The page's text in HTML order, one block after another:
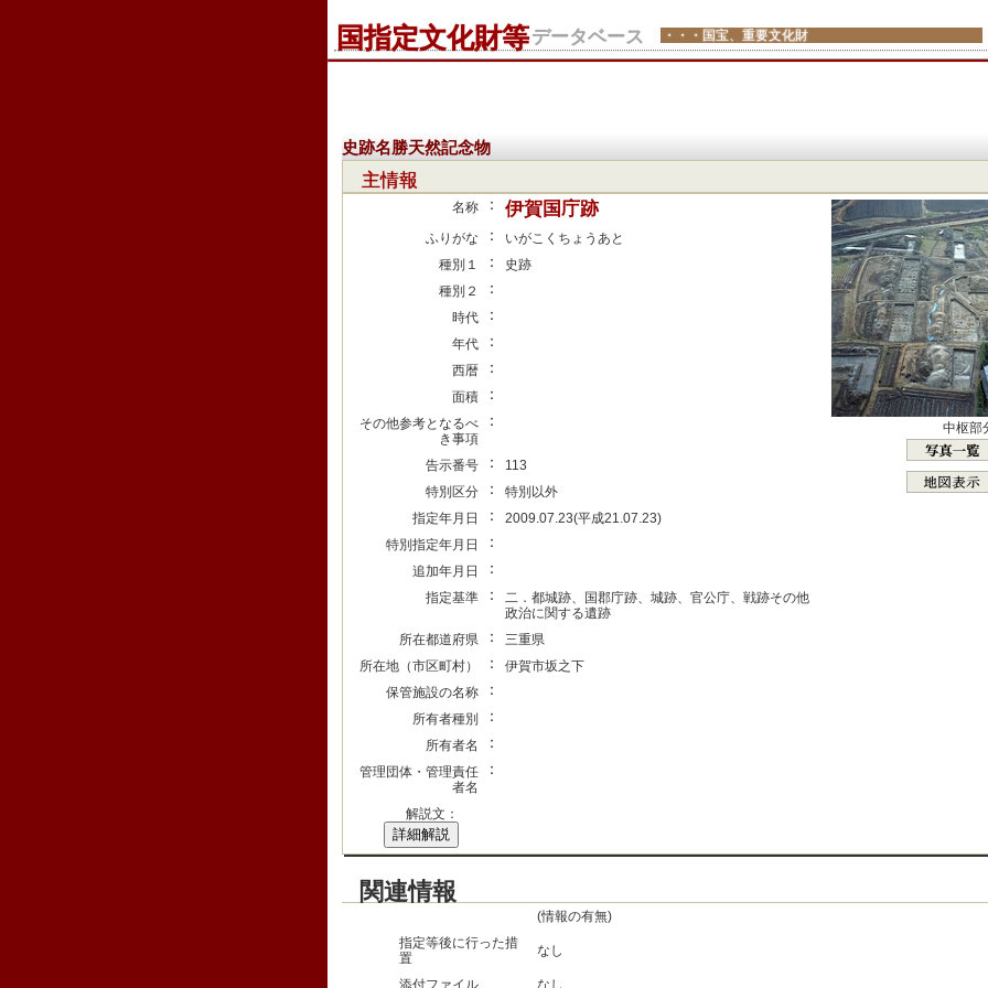
国指定文化財等データベース ・・・国宝、重要文化財
史跡名勝天然記念物
主情報
名称 ： 伊賀国庁跡
ふりがな ：
いがこくちょうあと
種別１
：
史跡
種別２
：
時代 ：
年代 ：
西暦 ：
面積 ：
その他参考となるべ
き事項
：
告示番号 ：
113
特別区分
：
特別以外
指定年月日
：
2009.07.23(平成21.07.23)
特別指定年月日
：
追加年月日 ：
指定基準 ：
二．都城跡、国郡庁跡、城跡、官公庁、戦跡その他
政治に関する遺跡
所在都道府県
：
三重県
所在地（市区町村）
：
伊賀市坂之下
保管施設の名称
：
所有者種別 ：
所有者名 ：
管理団体・管理責任
者名
：
中枢部
解説文：
詳細解説
関連情報
(情報の有無)
指定等後に行った措
置
なし
添付ファイル なし